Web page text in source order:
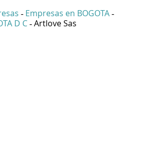
- Empresas en BOGOTA -
D C - Artlove Sas